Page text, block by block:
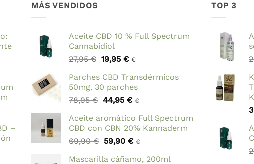
–
MÁS VENDIDOS
Aceite CBD 10 % Full Spectrum
Cannabidiol
27,95€ El
original
era:
27,95 €.
19,95 €El
actual
es:
19,95 €.
€
Parches CBD Transdérmicos
50mg. 30 parches
78,95€ El
original
era:
78,95 €.
44,95 €El
actual
es:
44,95 €.
€
Aceite aromático Full Spectrum
CBD con CBN 20% Kannaderm
69,90€ El
original
59,90 €El
actual
€
Mascarilla cáñamo, 200ml
TOP 3